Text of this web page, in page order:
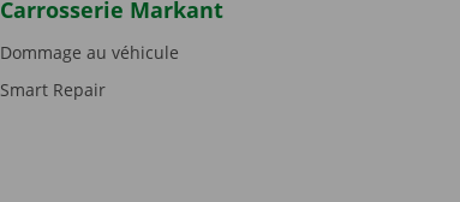
Carrosserie Markant
Dommage au véhicule
Smart Repair